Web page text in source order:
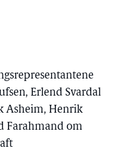
Erlend Svardal
Asheim, Henrik
Farahmand om